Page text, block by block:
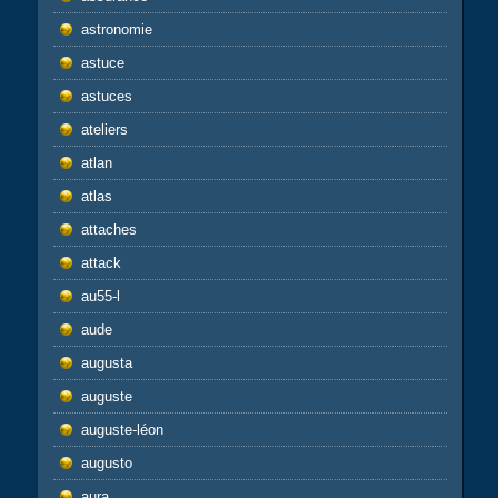
astronomie
astuce
astuces
ateliers
atlan
atlas
attaches
attack
au55-l
aude
augusta
auguste
auguste-léon
augusto